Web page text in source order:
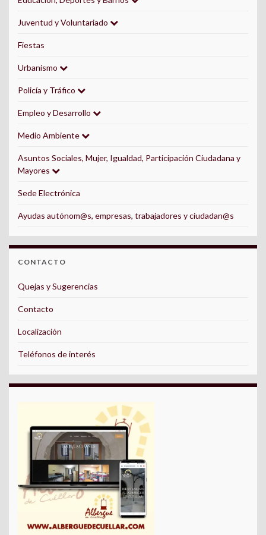
Juventud y Voluntariado
Fiestas
Urbanismo
Policía y Tráfico
Empleo y Desarrollo
Medio Ambiente
Asuntos Sociales, Mujer, Igualdad, Participación Ciudadana y
Mayores
Sede Electrónica
Ayudas autónom@s, empresas, trabajadores y ciudadan@s
CONTACTO
Quejas y Sugerencias
Contacto
Localización
Teléfonos de interés